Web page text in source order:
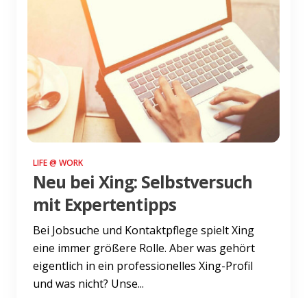
LIFE @ WORK
Neu bei Xing: Selbstversuch
mit Expertentipps
Bei Jobsuche und Kontaktpflege spielt Xing
eine immer größere Rolle. Aber was gehört
eigentlich in ein professionelles Xing-Profil
und was nicht? Unse...